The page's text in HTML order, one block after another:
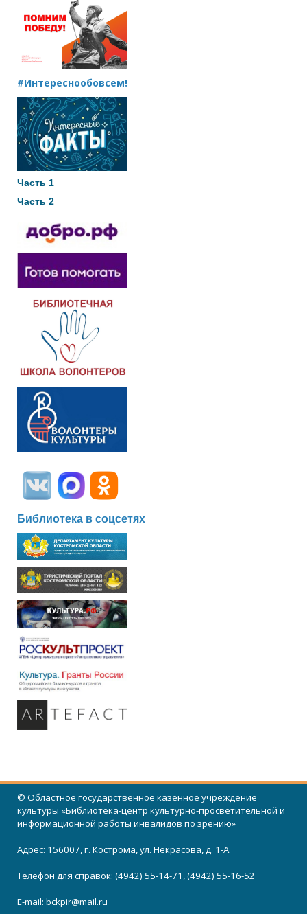
#Интереснообовсем!
Часть 1
Часть 2
Библиотека в соцсетях
© Областное государственное казенное учреждение
культуры «Библиотека-центр культурно-просветительной и
информационной работы инвалидов по зрению»
Адрес: 156007, г. Кострома, ул. Некрасова, д. 1-А
Телефон для справок: (4942) 55-14-71, (4942) 55-16-52
E-mail: bckpir@mail.ru